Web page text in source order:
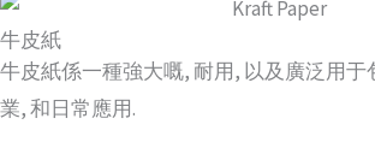
牛皮紙
牛皮紙係一種強大嘅, 耐用, 以及廣泛用于
業, 和日常應用.